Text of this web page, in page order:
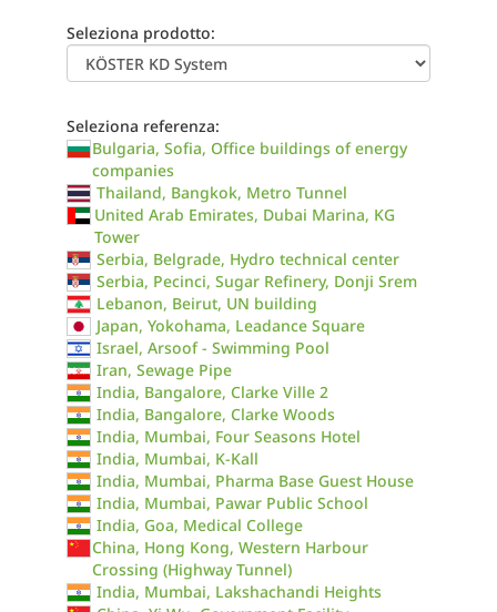
Seleziona prodotto:
Seleziona referenza:
Bulgaria, Sofia, Office buildings of energy
companies
Thailand, Bangkok, Metro Tunnel
United Arab Emirates, Dubai Marina, KG
Tower
Serbia, Belgrade, Hydro technical center
Serbia, Pecinci, Sugar Refinery, Donji Srem
Lebanon, Beirut, UN building
Japan, Yokohama, Leadance Square
Israel, Arsoof - Swimming Pool
Iran, Sewage Pipe
India, Bangalore, Clarke Ville 2
India, Bangalore, Clarke Woods
India, Mumbai, Four Seasons Hotel
India, Mumbai, K-Kall
India, Mumbai, Pharma Base Guest House
India, Mumbai, Pawar Public School
India, Goa, Medical College
China, Hong Kong, Western Harbour
Crossing (Highway Tunnel)
India, Mumbai, Lakshachandi Heights